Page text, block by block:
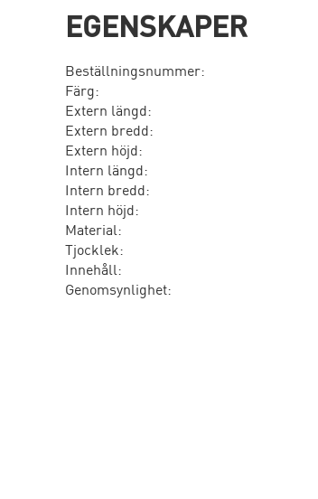
EGENSKAPER
Beställningsnummer:
Färg:
Extern längd:
Extern bredd:
Extern höjd:
Intern längd:
Intern bredd:
Intern höjd:
Material:
Tjocklek:
Innehåll:
Genomsynlighet: